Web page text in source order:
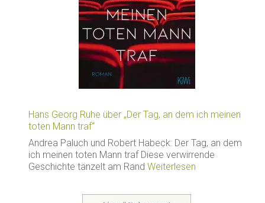
Hans Georg Ruhe über „Der Tag, an dem ich meinen
toten Mann traf“
Andrea Paluch und Robert Habeck: Der Tag, an dem
ich meinen toten Mann traf Diese verwirrende
Geschichte tänzelt am RandWeiterlesen